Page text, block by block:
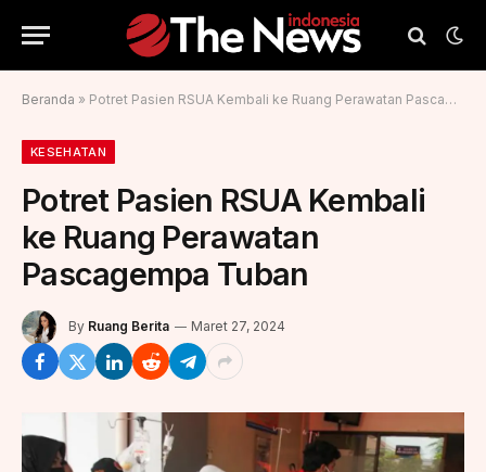
Beranda » Potret Pasien RSUA Kembali ke Ruang Perawatan Pascagempa Tuban
KESEHATAN
Potret Pasien RSUA Kembali
ke Ruang Perawatan
Pascagempa Tuban
By Ruang Berita Maret 27, 2024